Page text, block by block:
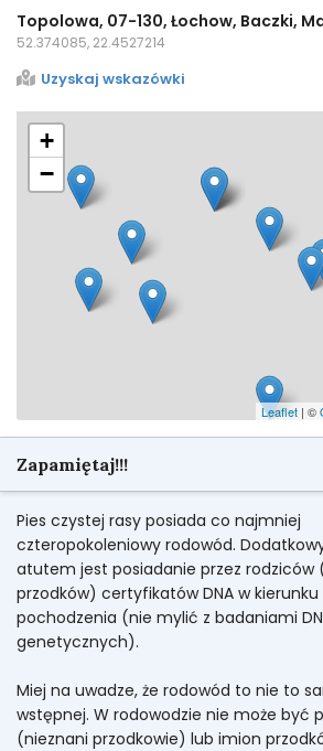
Topolowa, 07-130, Łochow, Baczki,
52.374085, 22.4527214
Uzyskaj wskazówki
+
−
Leaflet | ©
Zapamiętaj!!!
Pies czystej rasy posiada co najmniej
czteropokoleniowy rodowód.
atutem jest posiadanie przez rodziców
przodków) certyfikatów DNA w kierunku
pochodzenia (nie mylić z badaniami
genetycznych).
Miej na uwadze, że rodowód to nie to
wstępnej. W rodowodzie nie może być
(nieznani przodkowie) lub imion